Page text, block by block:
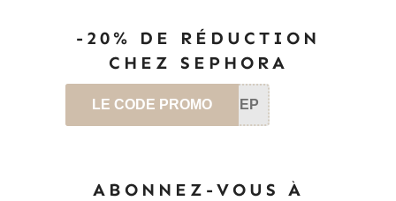
-20% DE RÉDUCTION
CHEZ SEPHORA
LE CODE PROMO SEP
ABONNEZ-VOUS À